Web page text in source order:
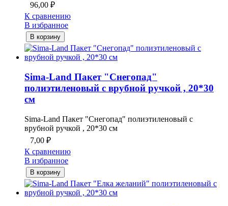
96,00 ₽
К сравнению
В избранное
В корзину
Sima-Land Пакет "Снегопад"
полиэтиленовый с врубной ручкой , 20*30
см
Sima-Land Пакет "Снегопад" полиэтиленовый с
врубной ручкой , 20*30 см
7,00 ₽
К сравнению
В избранное
В корзину